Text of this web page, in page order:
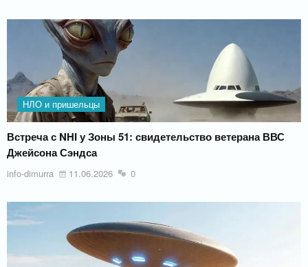
НЛО и пришельцы
Встреча с NHI у Зоны 51: свидетельство ветерана ВВС
Джейсона Сэндса
info-dimurra 11.06.2026 0